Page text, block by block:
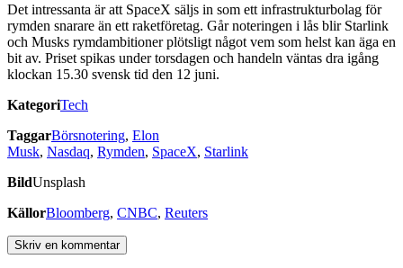
Det intressanta är att SpaceX säljs in som ett infrastrukturbolag för
rymden snarare än ett raketföretag. Går noteringen i lås blir Starlink
och Musks rymdambitioner plötsligt något vem som helst kan äga en
bit av. Priset spikas under torsdagen och handeln väntas dra igång
klockan 15.30 svensk tid den 12 juni.
KategoriTech
TaggarBörsnotering, Elon
Musk, Nasdaq, Rymden, SpaceX, Starlink
BildUnsplash
KällorBloomberg, CNBC, Reuters
Skriv en kommentar